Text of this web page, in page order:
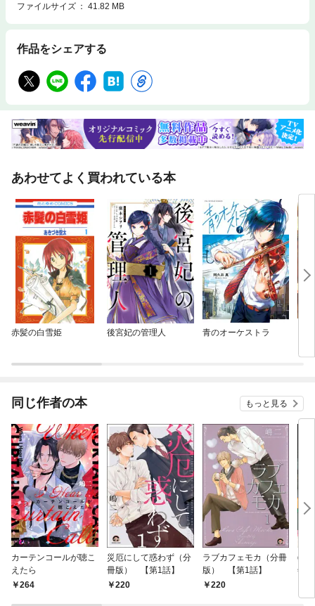
ファイルサイズ
41.82 MB
作品をシェアする
あわせてよく買われている本
赤髪の白雪姫 後宮妃の管理人 青のオーケストラ
同じ作者の本 もっと見る
カーテンコールが聴こ
えたら
264
災厄にして惑わず（分
冊版） 【第1話】
220
ラブカフェモカ（分冊
版） 【第1話】
220
年1